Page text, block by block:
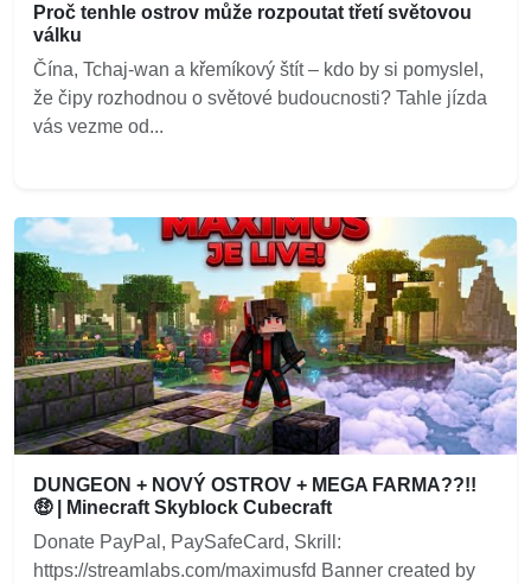
Proč tenhle ostrov může rozpoutat třetí světovou
válku
Čína, Tchaj-wan a křemíkový štít – kdo by si pomyslel,
že čipy rozhodnou o světové budoucnosti? Tahle jízda
vás vezme od...
DUNGEON + NOVÝ OSTROV + MEGA FARMA??!!
🤑 | Minecraft Skyblock Cubecraft
Donate PayPal, PaySafeCard, Skrill:
https://streamlabs.com/maximusfd Banner created by